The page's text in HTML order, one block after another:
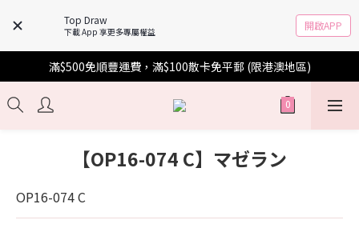
Top Draw
下載 App 享更多專屬權益 開啟APP
滿$500免順豐運費，滿$100散卡免平郵 (限港澳地區)
【OP16-074 C】マゼラン
OP16-074 C